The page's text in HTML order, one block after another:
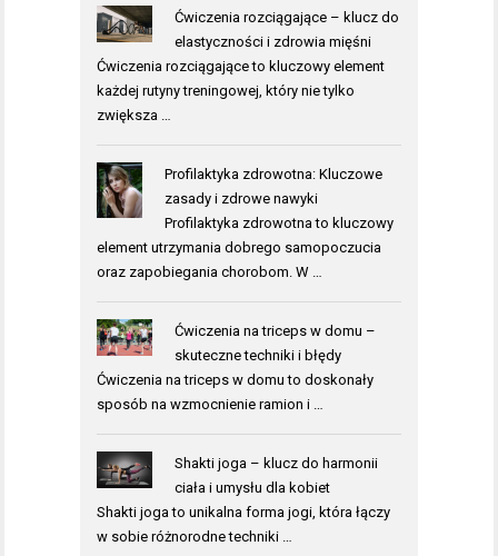
Ćwiczenia rozciągające – klucz do
elastyczności i zdrowia mięśni
Ćwiczenia rozciągające to kluczowy element
każdej rutyny treningowej, który nie tylko
zwiększa …
Profilaktyka zdrowotna: Kluczowe
zasady i zdrowe nawyki
Profilaktyka zdrowotna to kluczowy
element utrzymania dobrego samopoczucia
oraz zapobiegania chorobom. W …
Ćwiczenia na triceps w domu –
skuteczne techniki i błędy
Ćwiczenia na triceps w domu to doskonały
sposób na wzmocnienie ramion i …
Shakti joga – klucz do harmonii
ciała i umysłu dla kobiet
Shakti joga to unikalna forma jogi, która łączy
w sobie różnorodne techniki …